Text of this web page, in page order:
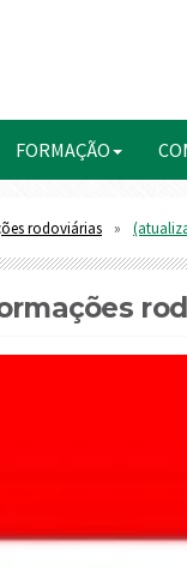
FORMAÇÃO
rodoviárias